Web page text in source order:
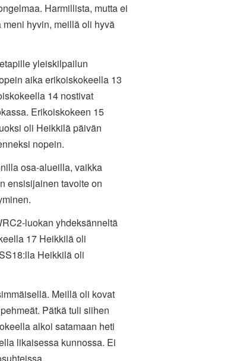
. Harmillista, mutta ei
hyvin, meillä oli hyvä
yleiskilpailun
aika erikoiskokeella 13
14 nostivat
Erikoiskokeen 15
oli Heikkilä päivän
nopein.
osa-alueilla, vaikka
ensisijainen tavoite on
luokan yhdeksänneltä
17 Heikkilä oli
Heikkilä oli
Meillä oli kovat
Pätkä tuli siihen
alkoi satamaan heti
likaisessa kunnossa. Ei